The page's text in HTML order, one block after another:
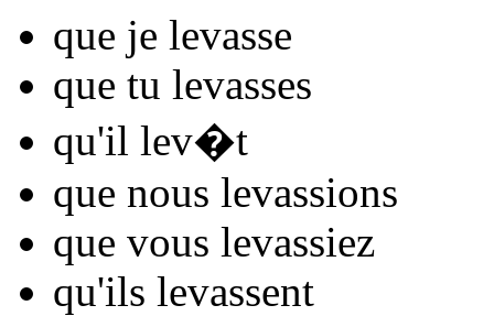
que je levasse
que tu levasses
qu'il lev�t
que nous levassions
que vous levassiez
qu'ils levassent